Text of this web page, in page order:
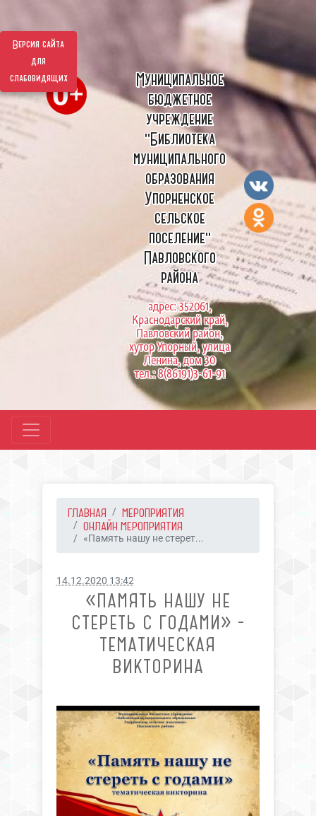
Версия сайта
для
слабовидящих
Муниципальное
бюджетное
учреждение
"Библиотека
муниципального
образования
Упорненское
сельское
поселение"
Павловского
района
адрес: 352061,
Краснодарский край,
Павловский район,
хутор Упорный, улица
Ленина, дом 30
тел.: 8(86191)3-61-91
ГЛАВНАЯ
МЕРОПРИЯТИЯ
ОНЛАЙН МЕРОПРИЯТИЯ
«Память нашу не стерет...
14.12.2020 13:42
«ПАМЯТЬ НАШУ НЕ
СТЕРЕТЬ С ГОДАМИ» -
ТЕМАТИЧЕСКАЯ
ВИКТОРИНА